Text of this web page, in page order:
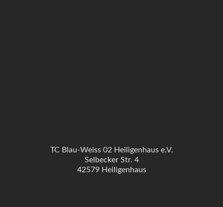
TC Blau-Weiss 02 Heiligenhaus e.V.
Selbecker Str. 4
42579 Heiligenhaus